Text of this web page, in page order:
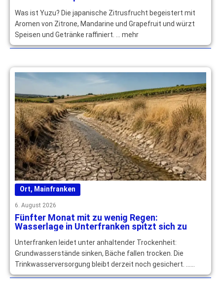
Was ist Yuzu? Die japanische Zitrusfrucht begeistert mit
Aromen von Zitrone, Mandarine und Grapefruit und würzt
Speisen und Getränke raffiniert. … mehr
Ort, Mainfranken
6. August 2026
Fünfter Monat mit zu wenig Regen:
Wasserlage in Unterfranken spitzt sich zu
Unterfranken leidet unter anhaltender Trockenheit:
Grundwasserstände sinken, Bäche fallen trocken. Die
Trinkwasserversorgung bleibt derzeit noch gesichert. …
mehr